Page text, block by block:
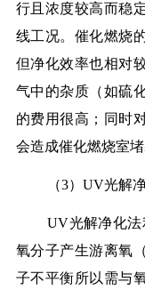
行且浓度较高而稳
线工况。催化燃烧
但净化效率也相对
气中的杂质（如硫
的费用很高；同时
会造成催化燃烧室
（3）UV光解
UV光解净化
氧分子产生游离氧
子不平衡所以需与